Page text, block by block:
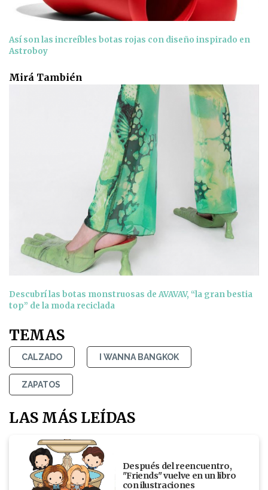
Así son las increíbles botas rojas con diseño inspirado en
Astroboy
Mirá También
Descubrí las botas monstruosas de AVAVAV, “la gran bestia
top” de la moda reciclada
TEMAS
CALZADO I WANNA BANGKOK
ZAPATOS
LAS MÁS LEÍDAS
Después del reencuentro,
"Friends" vuelve en un libro
con ilustraciones